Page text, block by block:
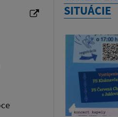
SITUÁCIE